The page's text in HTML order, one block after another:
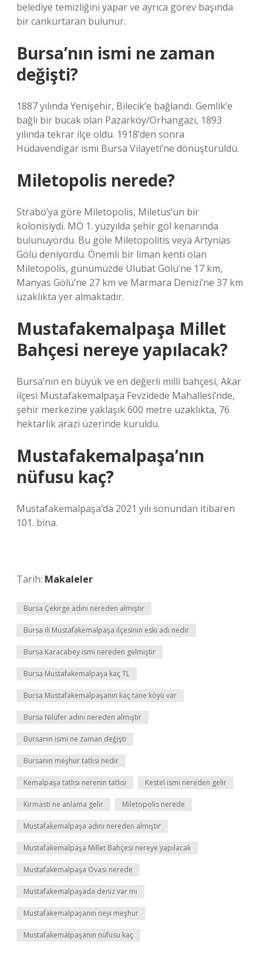
belediye temizliğini yapar ve ayrıca görev başında
bir cankurtaran bulunur.
Bursa’nın ismi ne zaman
değişti?
1887 yılında Yenişehir, Bilecik’e bağlandı. Gemlik’e
bağlı bir bucak olan Pazarköy/Orhangazi, 1893
yılında tekrar ilçe oldu. 1918’den sonra
Hüdavendigar ismi Bursa Vilayeti’ne dönüştürüldü.
Miletopolis nerede?
Strabo’ya göre Miletopolis, Miletus’un bir
kolonisiydi. MÖ 1. yüzyılda şehir göl kenarında
bulunuyordu. Bu göle Miletopolitis veya Artynias
Gölü deniyordu. Önemli bir liman kenti olan
Miletopolis, günümüzde Ulubat Gölü’ne 17 km,
Manyas Gölü’ne 27 km ve Marmara Denizi’ne 37 km
uzaklıkta yer almaktadır.
Mustafakemalpaşa Millet
Bahçesi nereye yapılacak?
Bursa’nın en büyük ve en değerli milli bahçesi, Akar
ilçesi Mustafakemalpaşa Fevzidede Mahallesi’nde,
şehir merkezine yaklaşık 600 metre uzaklıkta, 76
hektarlık arazi üzerinde kuruldu.
Mustafakemalpaşa’nın
nüfusu kaç?
Mustafakemalpaşa’da 2021 yılı sonundan itibaren
101. bina.
Tarih: Makaleler
Bursa Çekirge adını nereden almıştır
Bursa ili Mustafakemalpaşa ilçesinin eski adı nedir
Bursa Karacabey ismi nereden gelmiştir
Bursa Mustafakemalpaşa kaç TL
Bursa Mustafakemalpaşanın kaç tane köyü var
Bursa Nilüfer adını nereden almıştır
Bursanın ismi ne zaman değişti
Bursanın meşhur tatlısı nedir
Kemalpaşa tatlısı nerenin tatlısı Kestel ismi nereden gelir
Kirmasti ne anlama gelir Miletopolis nerede
Mustafakemalpaşa adını nereden almıştır
Mustafakemalpaşa Millet Bahçesi nereye yapılacak
Mustafakemalpaşa Ovası nerede
Mustafakemalpaşada deniz var mı
Mustafakemalpaşanın neyi meşhur
Mustafakemalpaşanın nüfusu kaç